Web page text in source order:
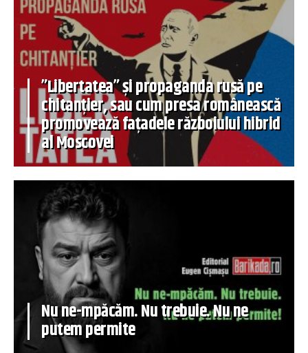
”Libertatea” și propaganda rusă pe
chitanțier, sau cum presa românească
promovează fațadele războiului hibrid
al Moscovei
Nu ne-mpăcăm. Nu trebuie. Nu ne
putem permite